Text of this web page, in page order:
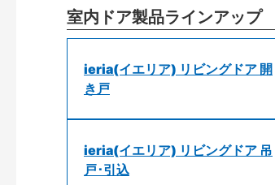
室内ドア製品ラインアップ
ieria(イエリア) リビングドア 開
き戸
ieria(イエリア) リビングドア 吊
戸･引込